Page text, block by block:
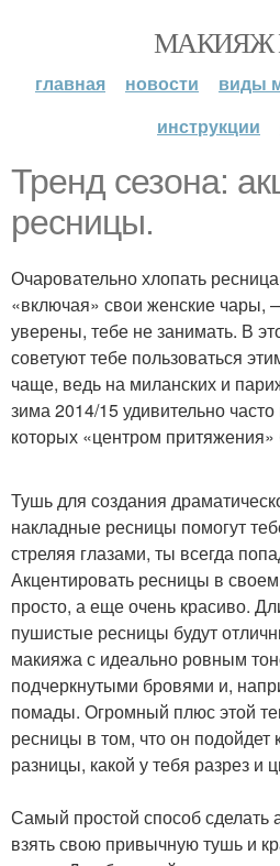
МАКИЯЖ
главная новости виды
инструкции
Тренд сезона:
ресницы.
Очаровательно хлопать
«включая» свои женские чары,
уверены, тебе не занимать. В
советуют тебе пользоваться
чаще, ведь на миланских и
зима 2014/15 удивительно
которых «центром
Тушь для создания
накладные ресницы помогут
стреляя глазами, ты всегда
Акцентировать ресницы в
просто, а еще очень красиво.
пушистые ресницы будут
макияжа с идеально ровным
подчеркнутыми бровями и,
помады. Огромный плюс этой
ресницы в том, что он подойдет
разницы, какой у тебя разрез и
Самый простой способ
взять свою привычную тушь и